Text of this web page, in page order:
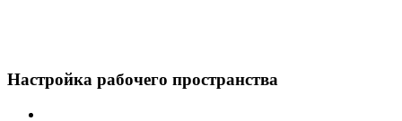
Настройка рабочего пространства